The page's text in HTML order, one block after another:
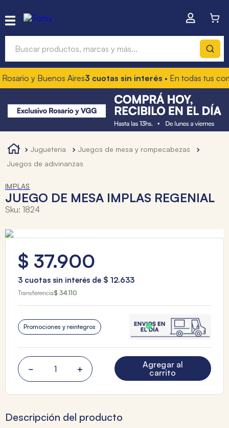
y Buenos Aires3 cuotas sin interés• En todas tus
jugueteria
juegos de mesa y rompecabezas
juegos de adivinanzas
IMPLAS
JUEGO DE MESA IMPLAS REGENIAL
Sku: 1824
$ 37.900
3 cuotas sin interés de $ 12.633
Transferencia$ 34.110
Promociones y reintegros
＋
－
Agregar al
carrito
Descripción del producto
Términos más buscados
1.
hot wheels
3
marcadores